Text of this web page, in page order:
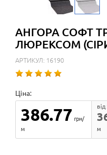
АНГОРА СОФТ
ЛЮРЕКСОМ
АРТИКУЛ: 16190
Ціна:
386.77 грн/
м
м